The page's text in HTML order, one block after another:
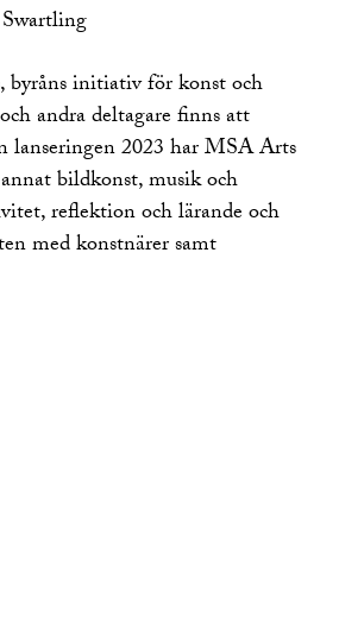
initiativ för konst och
andra deltagare finns att
lanseringen 2023 har MSA Arts
bildkonst, musik och
reflektion och lärande och
med konstnärer samt